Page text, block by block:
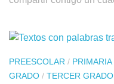
PREESCOLAR / PRIMARIA
GRADO / TERCER GRADO